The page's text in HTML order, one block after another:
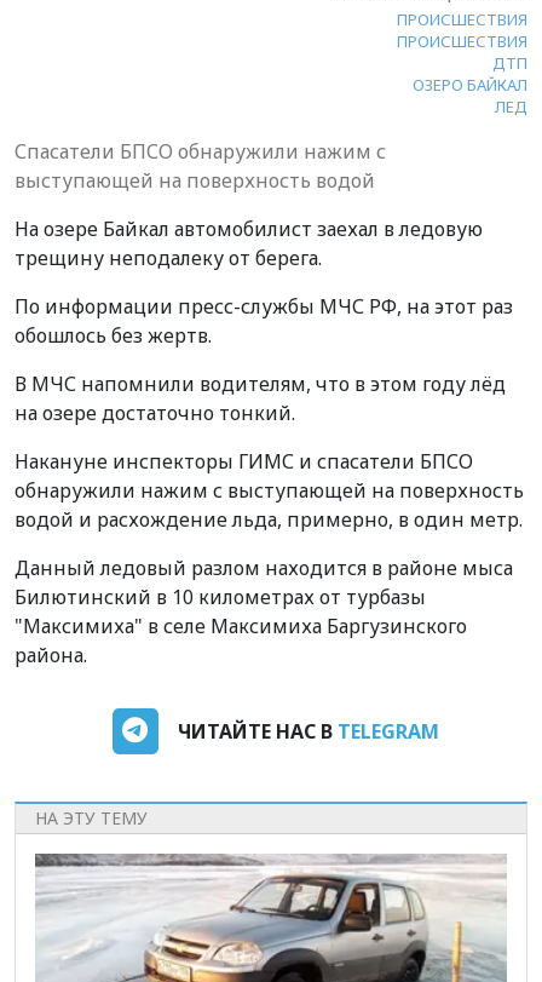
ПРОИСШЕСТВИЯ
ПРОИСШЕСТВИЯ
ДТП
ОЗЕРО БАЙКАЛ
ЛЕД
Спасатели БПСО обнаружили нажим с
выступающей на поверхность водой
На озере Байкал автомобилист заехал в ледовую
трещину неподалеку от берега.
По информации пресс-службы МЧС РФ, на этот раз
обошлось без жертв.
В МЧС напомнили водителям, что в этом году лёд
на озере достаточно тонкий.
Накануне инспекторы ГИМС и спасатели БПСО
обнаружили нажим с выступающей на поверхность
водой и расхождение льда, примерно, в один метр.
Данный ледовый разлом находится в районе мыса
Билютинский в 10 километрах от турбазы
"Максимиха" в селе Максимиха Баргузинского
района.
ЧИТАЙТЕ НАС В TELEGRAM
НА ЭТУ ТЕМУ